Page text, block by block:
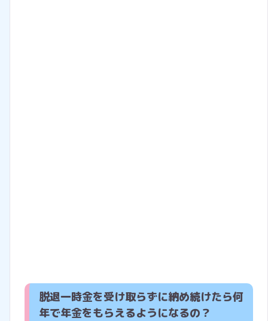
脱退一時金を受け取らずに納め続けたら何
年で年金をもらえるようになるの？